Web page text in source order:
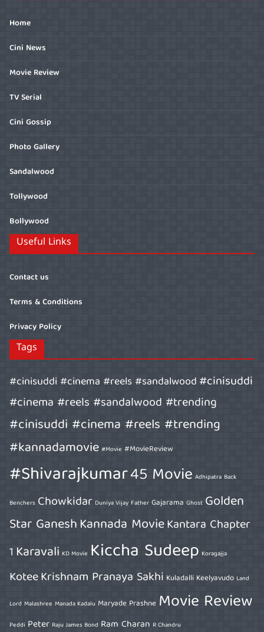
Home
Cini News
Movie Review
TV Serial
Cini Gossip
Photo Gallery
Sandalwood
Tollywood
Bollywood
Useful Links
Contact us
Terms & Conditions
Privacy Policy
Tags
#cinisuddi #cinema #reels #sandalwood#cinisuddi
#cinema #reels #sandalwood #trending
#cinisuddi #cinema #reels #trending
#kannadamovie #Movie #MovieReview
#Shivarajkumar45 Movie Adhipatra Back
Benchers Chowkidar Duniya Vijay Father Gajarama Ghost Golden
Star GaneshKannada MovieKantara Chapter
1 Karavali KD Movie Kiccha Sudeep Koragajja
KoteeKrishnam Pranaya Sakhi Kuladalli Keelyavudo Land
Lord Malashree Manada Kadalu Maryade Prashne Movie Review
Peddi Peter Raju James Bond Ram Charan R Chandru